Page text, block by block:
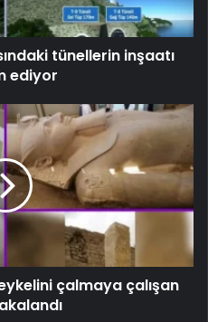
tünellerin inşaatı
ediyor
çalmaya çalışan